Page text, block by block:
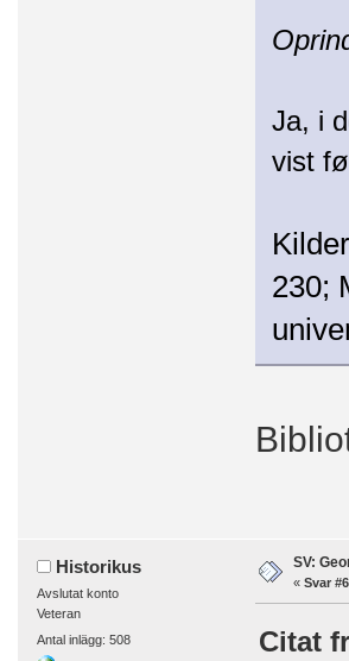
Ja, i
vist
230;
Historikus
Avslutat konto
Veteran
Antal inlägg: 508
SV:
« Svar
Citat